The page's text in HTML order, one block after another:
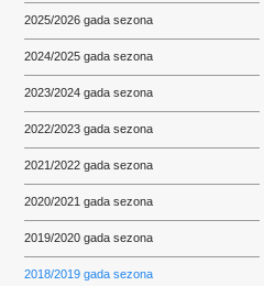
2025/2026 gada sezona
2024/2025 gada sezona
2023/2024 gada sezona
2022/2023 gada sezona
2021/2022 gada sezona
2020/2021 gada sezona
2019/2020 gada sezona
2018/2019 gada sezona